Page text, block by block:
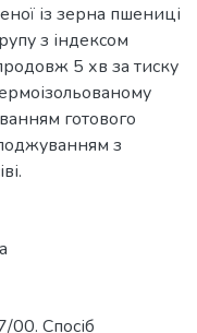
із зерна пшениці
з індексом
5 хв за тиску
готового
з
Спосіб